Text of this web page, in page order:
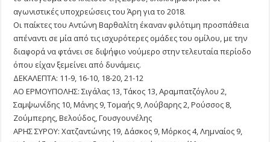
αγωνιστικές υποχρεώσεις του Άρη για το 2018.
Οι παίκτες του Αντώνη Βαρθαλίτη έκαναν φιλότιμη προσπάθεια
απέναντι σε μία από τις ισχυρότερες ομάδες του ομίλου, με την
διαφορά να φτάνει σε διψήφιο νούμερο στην τελευταία περίοδο
όπου είχαν ξεμείνει από δυνάμεις.
ΔΕΚΑΛΕΠΤΑ: 11-9, 16-10, 18-20, 21-12
ΑΟ ΕΡΜΟΥΠΟΛΗΣ: Σιγάλας 13, Τάκος 13, Αραμπατζόγλου 2,
Σαμψωνίδης 10, Μάνης 9, Τομαής 9, Λούβαρης 2, Ρούσσος 8,
Ζούμπερης, Βελούδος, Γουσγουνέλης
ΑΡΗΣ ΣΥΡΟΥ: Χατζαντώνης 19, Δάσκος 9, Μόρκος 4, Λημναίος 9,